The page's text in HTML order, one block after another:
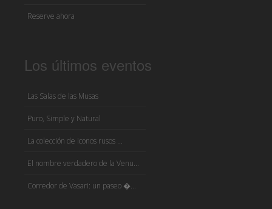
Reserve ahora
Los últimos eventos
Las Salas de las Musas
Puro, Simple y Natural
La colección de iconos rusos ...
El nombre verdadero de la Venu...
Corredor de Vasari: un paseo �...